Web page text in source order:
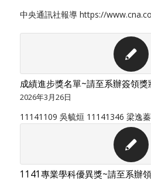
中央通訊社報導 https://
成績進步獎名單~請至系辦簽領獎
2026年3月26日
11141109 吳毓烜 11141346 梁逸
1141專業學科優異獎~請至系辦